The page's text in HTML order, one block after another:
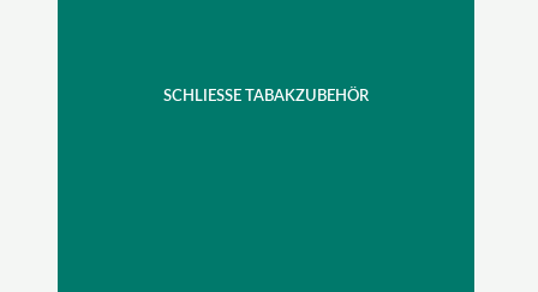
SCHLIESSE TABAKZUBEHÖR